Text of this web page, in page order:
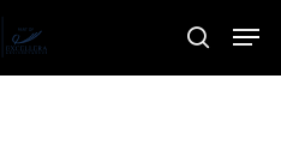
search